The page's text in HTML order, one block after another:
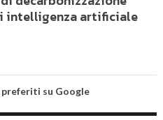
intelligenza artificiale
su Google